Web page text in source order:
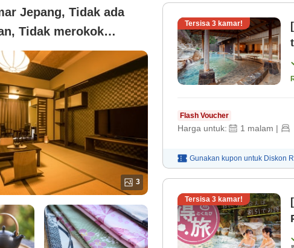
Jepang, Tidak ada
Tidak merokok
rokok]Kamar Standar
Kapasitas 3 Orang
Mandi Dalam (Tanpa
3
Tersisa 3 kamar!
Flash Voucher
Harga untuk: 1 malam |
Gunakan kupon untuk Diskon
Tersisa 3 kamar!